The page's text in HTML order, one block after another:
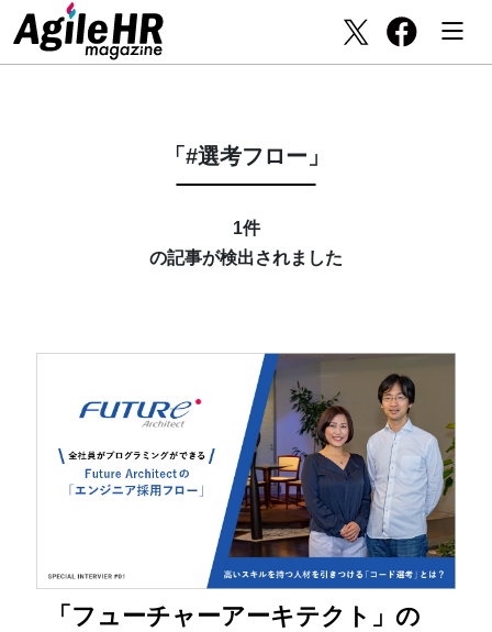
「#選考フロー」
1件
の記事が検出されました
「フューチャーアーキテクト」の